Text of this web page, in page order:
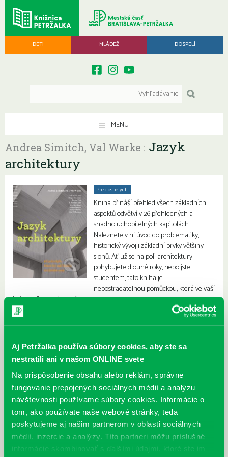
Aj Petržalka používa súbory cookies, aby ste sa
nestratili ani v našom ONLINE svete
Na prispôsobenie obsahu alebo reklám, správne
fungovanie prepojených sociálnych médií a analýzu
návštevnosti používame súbory cookies. Informácie o
tom, ako používate naše webové stránky, teda
poskytujeme aj našim partnerom v oblasti sociálnych
médií, inzercie a analýzy. Títo partneri môžu príslušné
informácie skombinovať s ďalšími údajmi, ktoré ste im
DETI MLÁDEŽ DOSPELÍ
MENU
Andrea Simitch, Val Warke : Jazyk
architektury
Pre dospelých
Kniha přináší přehled všech základních
aspektů odvětví v 26 přehledných a
snadno uchopitelných kapitolách.
Naleznete v ní úvod do problematiky,
historický vývoj i základní prvky většiny
slohů. Ať už se na poli architektury
pohybujete dlouhé roky, nebo jste
studentem, tato kniha je
nepostradatelnou pomůckou, která ve vaší
knihovně nesmí chybět.